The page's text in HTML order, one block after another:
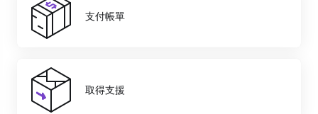
支付帳單
取得支援